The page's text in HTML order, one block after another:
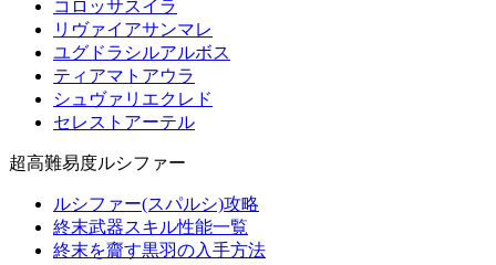
コロッサスイラ
リヴァイアサンマレ
ユグドラシルアルボス
ティアマトアウラ
シュヴァリエクレド
セレストアーテル
超高難易度ルシファー
ルシファー(スパルシ)攻略
終末武器スキル性能一覧
終末を齎す黒羽の入手方法